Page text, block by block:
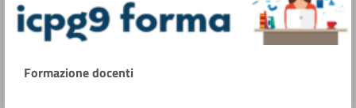
Formazione docenti